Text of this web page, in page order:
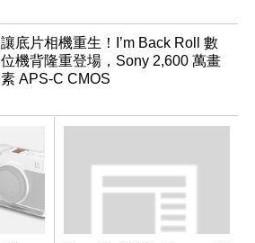
讓底片相機重生！I’m Back Roll 數
位機背隆重登場，Sony 2,600 萬畫
素 APS-C CMOS